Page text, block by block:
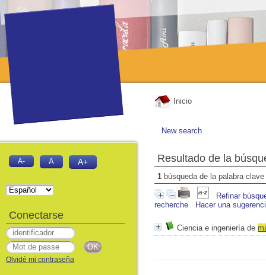
Inicio
New search
Resultado de la
1 búsqueda de la palabra clave
Refinar
recherche
Hacer una
Ciencia e ingeniería de
A- A A+
Conectarse
Olvidé mi contraseña